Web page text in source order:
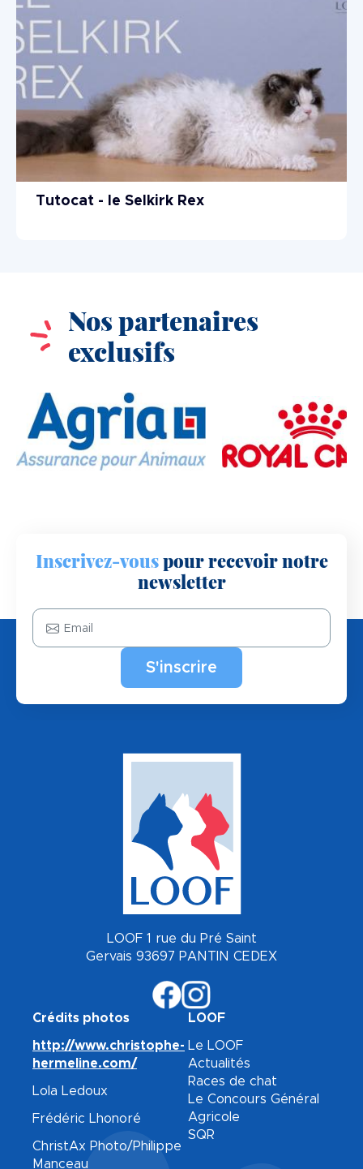
Tutocat - le Selkirk Rex
Nos partenaires
exclusifs
Inscrivez-vouspour recevoir notre
newsletter
LOOF 1 rue du Pré Saint
Gervais 93697 PANTIN CEDEX
Crédits photos
http://www.christophe-
hermeline.com/
Lola Ledoux
Frédéric Lhonoré
ChristAx Photo/Philippe
Manceau
LOOF
Le LOOF
Actualités
Races de chat
Le Concours Général
Agricole
SQR